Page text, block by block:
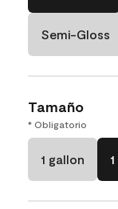
Semi-Gloss
Tamaño
* Obligatorio
1 gallon